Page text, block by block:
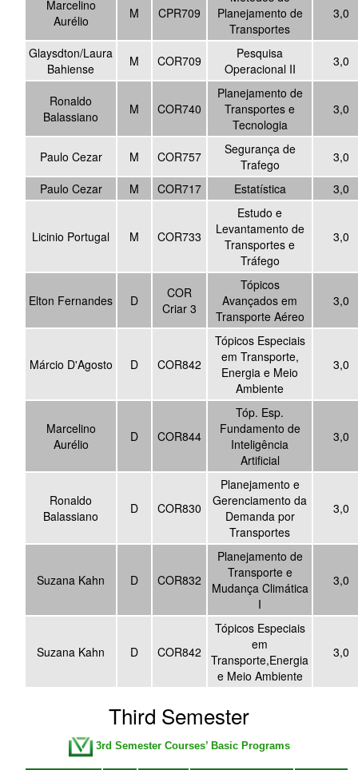
Marcelino
Aurélio
M CPR709
Planejamento de
Transportes
3,0
Glaysdton/Laura
Bahiense
M COR709
Pesquisa
Operacional II
3,0
Ronaldo
Balassiano
M COR740
Planejamento de
Transportes e
Tecnologia
3,0
Paulo Cezar M COR757
Segurança de
Trafego
3,0
Paulo Cezar
M COR717 Estatística 3,0
Licinio Portugal M COR733
Estudo e
Levantamento de
Transportes e
Tráfego
3,0
Elton Fernandes D
COR
Criar 3
Tópicos
Avançados em
Transporte Aéreo
3,0
Márcio D'Agosto D COR842
Tópicos Especiais
em Transporte,
Energia e Meio
Ambiente
3,0
Marcelino
Aurélio
D COR844
Tóp. Esp.
Fundamento de
Inteligência
Artificial
3,0
Ronaldo
Balassiano
D COR830
Planejamento e
Gerenciamento da
Demanda por
Transportes
3,0
Suzana Kahn D COR832
Planejamento de
Transporte e
Mudança Climática
I
3,0
Suzana Kahn D COR842
Tópicos Especiais
em
Transporte,Energia
e Meio Ambiente
3,0
Third Semester
3rd Semester Courses’ Basic Programs